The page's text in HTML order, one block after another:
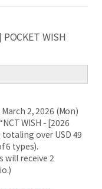
WISH
2, 2026 (Mon)
WISH - [2026
totaling over USD 49
6 types).
will receive 2